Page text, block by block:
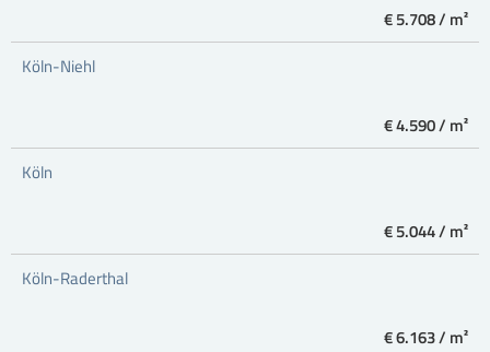
€ 5.708 / m²
Köln-Niehl
€ 4.590 / m²
Köln
€ 5.044 / m²
Köln-Raderthal
€ 6.163 / m²